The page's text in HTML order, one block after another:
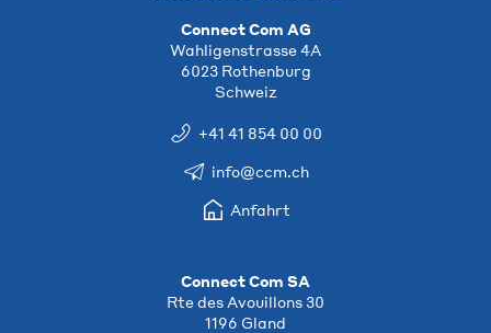
Connect Com AG
Wahligenstrasse 4A
6023 Rothenburg
Schweiz
+41 41 854 00 00
info@ccm.ch
Anfahrt
Connect Com SA
Rte des Avouillons 30
1196 Gland